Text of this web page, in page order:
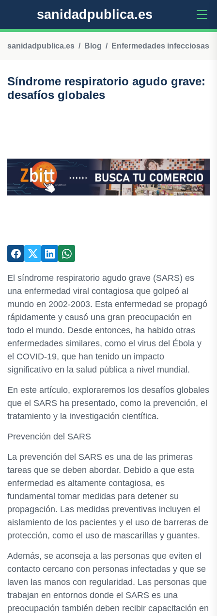
sanidadpublica.es
sanidadpublica.es Blog Enfermedades infecciosas
Síndrome respiratorio agudo grave:
desafíos globales
El síndrome respiratorio agudo grave (SARS) es
una enfermedad viral contagiosa que golpeó al
mundo en 2002-2003. Esta enfermedad se propagó
rápidamente y causó una gran preocupación en
todo el mundo. Desde entonces, ha habido otras
enfermedades similares, como el virus del Ébola y
el COVID-19, que han tenido un impacto
significativo en la salud pública a nivel mundial.
En este artículo, exploraremos los desafíos globales
que el SARS ha presentado, como la prevención, el
tratamiento y la investigación científica.
Prevención del SARS
La prevención del SARS es una de las primeras
tareas que se deben abordar. Debido a que esta
enfermedad es altamente contagiosa, es
fundamental tomar medidas para detener su
propagación. Las medidas preventivas incluyen el
aislamiento de los pacientes y el uso de barreras de
protección, como el uso de mascarillas y guantes.
Además, se aconseja a las personas que eviten el
contacto cercano con personas infectadas y que se
laven las manos con regularidad. Las personas que
trabajan en entornos donde el SARS es una
preocupación también deben recibir capacitación en